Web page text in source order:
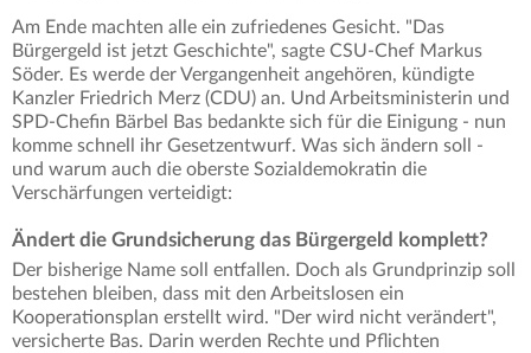
Am Ende machten alle ein zufriedenes Gesicht. "Das
Bürgergeld ist jetzt Geschichte", sagte CSU-Chef Markus
Söder. Es werde der Vergangenheit angehören, kündigte
Kanzler Friedrich Merz (CDU) an. Und Arbeitsministerin und
SPD-Chefin Bärbel Bas bedankte sich für die Einigung - nun
komme schnell ihr Gesetzentwurf. Was sich ändern soll -
und warum auch die oberste Sozialdemokratin die
Verschärfungen verteidigt:
Ändert die Grundsicherung das Bürgergeld komplett?
Der bisherige Name soll entfallen. Doch als Grundprinzip soll
bestehen bleiben, dass mit den Arbeitslosen ein
Kooperationsplan erstellt wird. "Der wird nicht verändert",
versicherte Bas. Darin werden Rechte und Pflichten